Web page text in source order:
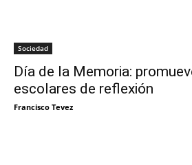
Sociedad
Día de la Memoria:
escolares de reflexión
Francisco Tevez